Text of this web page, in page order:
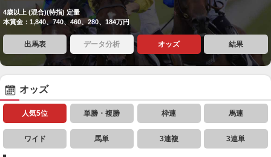
4歳以上 (混合)(特指) 定量
本賞金：1,840、740、460、280、184万円
出馬表 データ分析 オッズ 結果
オッズ
人気5位 単勝・複勝 枠連 馬連
ワイド 馬単 3連複 3連単